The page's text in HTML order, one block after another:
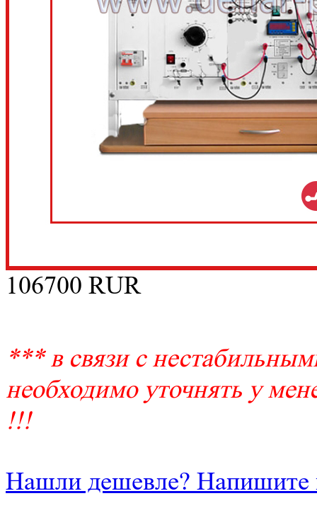
106700 RUR
*** в связи с
необходимо уточнять у
!!!
Нашли дешевле?